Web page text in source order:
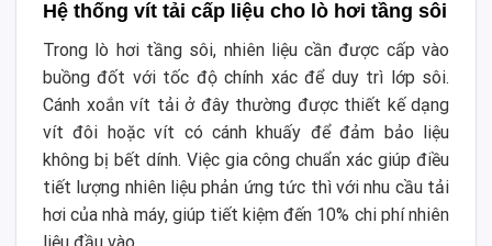
Hệ thống vít tải cấp liệu cho lò hơi tầng sôi
Trong lò hơi tầng sôi, nhiên liệu cần được cấp vào
buồng đốt với tốc độ chính xác để duy trì lớp sôi.
Cánh xoắn vít tải ở đây thường được thiết kế dạng
vít đôi hoặc vít có cánh khuấy để đảm bảo liệu
không bị bết dính. Việc gia công chuẩn xác giúp điều
tiết lượng nhiên liệu phản ứng tức thì với nhu cầu tải
hơi của nhà máy, giúp tiết kiệm đến 10% chi phí nhiên